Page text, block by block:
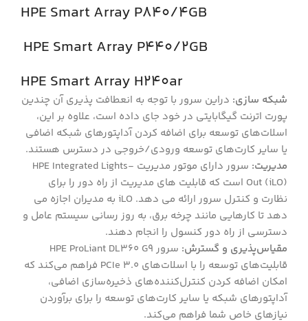
HPE Smart Array P840/4GB
HPE Smart Array P440/2GB
HPE Smart Array H240ar
شبکه سازی: دراین سرور با توجه به انعطافت پذیری آن چندین
پورت اترنت گیگابایتی در خود جای داده است، علاوه بر این،
اسلات‌های توسعه برای اضافه کردن آداپتورهای شبکه اضافی
یا سایر کارت‌های توسعه ورودی/خروجی در دسترس هستند.
مدیریت:
سرور دارای موتور مدیریت HPE Integrated Lights-
Out (iLO) است که قابلیت های مدیریت از راه دور را برای
نظارت و کنترل سرور ارائه می دهد. iLO به مدیران اجازه می
دهد تا کارهایی مانند چرخه برق، به روز رسانی سیستم عامل و
دسترسی از راه دور کنسول را انجام دهند.
مقیاس‌پذیری و گسترش:
سرور HPE ProLiant DL360 G9
قابلیت‌های توسعه را با اسلات‌های PCIe 3.0 فراهم می‌کند که
امکان اضافه کردن کنترل‌کننده‌های ذخیره‌سازی اضافی،
آداپتورهای شبکه یا سایر کارت‌های توسعه را برای برآوردن
نیازهای خاص شما فراهم می‌کند.